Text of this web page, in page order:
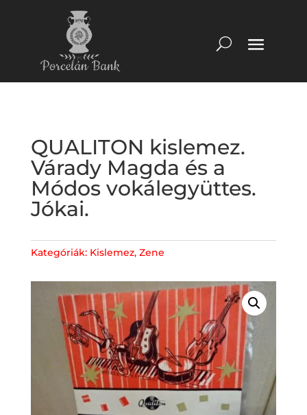
QUALITON kislemez.
Várady Magda és a
Módos vokálegyüttes.
Jókai.
Kategóriák: Kislemez, Zene